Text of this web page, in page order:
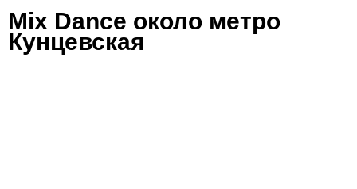
Mix Dance около метро
Кунцевская